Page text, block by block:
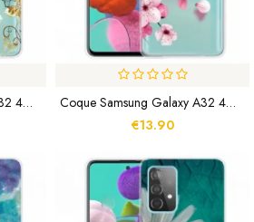
Coque Samsung Galaxy A32 4G Papillons Design
Coque Samsung Galaxy A32 4G Petites Fleurs Roses
€13.90